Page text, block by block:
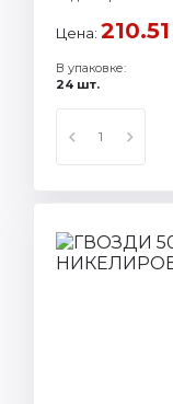
Цена: 210.51
В упаковке:
24 шт.